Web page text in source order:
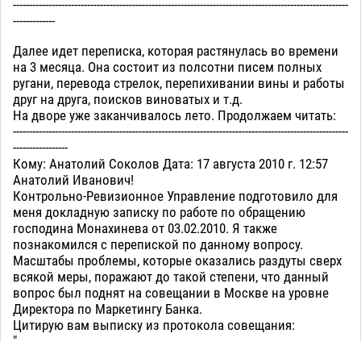
--------------------------------------------------------------------------------------------------------
-------------
Далее идет переписка, которая растянулась во времени
на 3 месяца. Она состоит из полсотни писем полных
ругани, перевода стрелок, перепихивании вины и работы
друг на друга, поисков виноватых и т.д.
На дворе уже заканчивалось лето. Продолжаем читать:
--------------------------------------------------------------------------------------------------------
-----------------
Кому: Анатолий Соколов Дата: 17 августа 2010 г. 12:57
Анатолий Иванович!
Контрольно-Ревизионное Управление подготовило для
меня докладную записку по работе по обращению
господина Монахинева от 03.02.2010. Я также
познакомился с перепиской по данному вопросу.
Масштабы проблемы, которые оказались раздуты сверх
всякой меры, поражают до такой степени, что данный
вопрос был поднят на совещании в Москве на уровне
Директора по Маркетингу Банка.
Цитирую вам выписку из протокола совещания: